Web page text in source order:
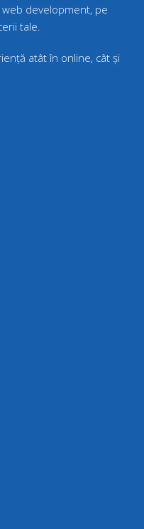
web development, pe
tale.
atât în online, cât și